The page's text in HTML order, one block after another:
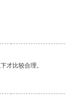
才比较合理。